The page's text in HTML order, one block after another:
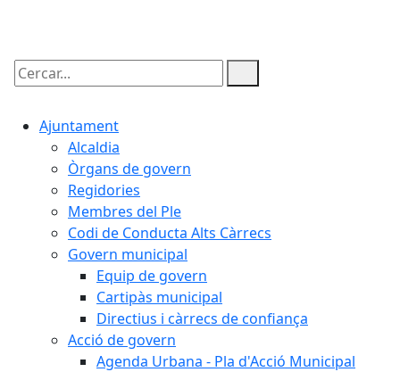
Cercar:
Ajuntament
Alcaldia
Òrgans de govern
Regidories
Membres del Ple
Codi de Conducta Alts Càrrecs
Govern municipal
Equip de govern
Cartipàs municipal
Directius i càrrecs de confiança
Acció de govern
Agenda Urbana - Pla d'Acció Municipal